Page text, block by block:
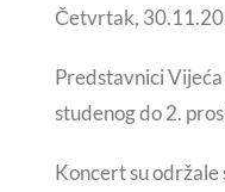
Četvrtak,
Predstavnici
studenog do 2.
Koncert su